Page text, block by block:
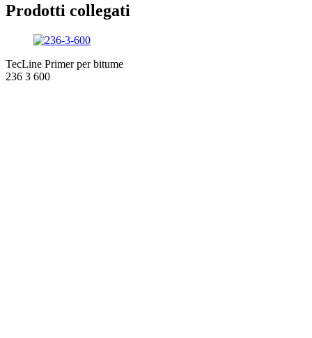
Prodotti collegati
TecLine Primer per bitume
236 3 600